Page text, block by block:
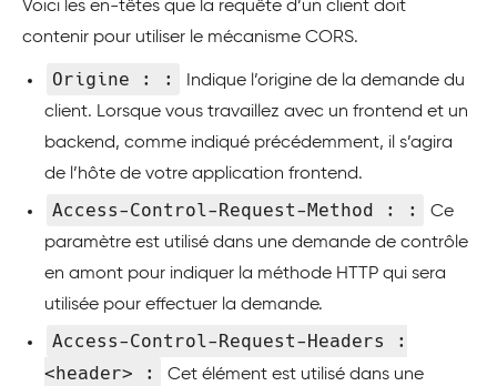
Voici les en-têtes que la requête d’un client doit
contenir pour utiliser le mécanisme CORS.
Origine : :
Indique l’origine de la demande du
client. Lorsque vous travaillez avec un frontend et un
backend, comme indiqué précédemment, il s’agira
de l’hôte de votre application frontend.
Access-Control-Request-Method : :
Ce
paramètre est utilisé dans une demande de contrôle
en amont pour indiquer la méthode HTTP qui sera
utilisée pour effectuer la demande.
Access-Control-Request-Headers :
<header> :
Cet élément est utilisé dans une